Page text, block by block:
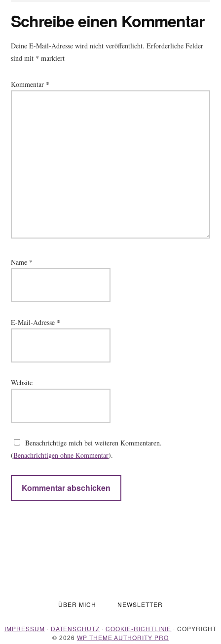
Leser-
Interaktionen
Schreibe einen Kommentar
Deine E-Mail-Adresse wird nicht veröffentlicht. Erforderliche Felder
sind mit * markiert
Kommentar *
Name *
E-Mail-Adresse *
Website
Benachrichtige mich bei weiteren Kommentaren.
(Benachrichtigen ohne Kommentar).
ÜBER MICH NEWSLETTER
IMPRESSUM · DATENSCHUTZ ·COOKIE-RICHTLINIE · COPYRIGHT
© 2026 WP THEME AUTHORITY PRO